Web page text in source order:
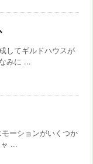
してギルドハウスが
みに ...
ーションがいくつか
...